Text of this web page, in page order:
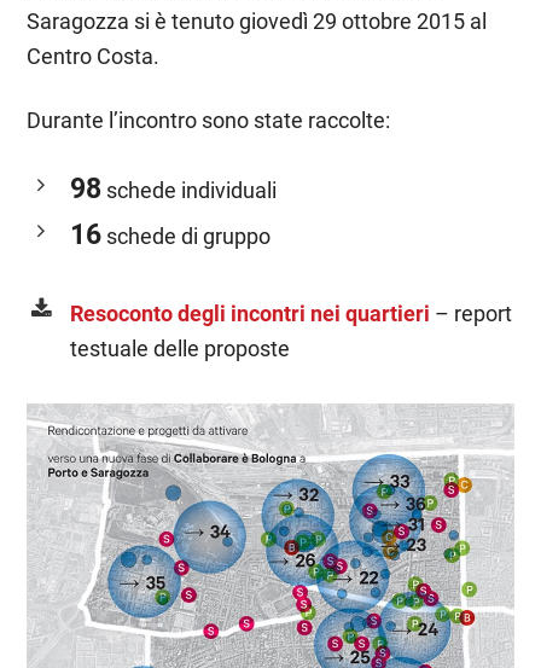
Saragozza si è tenuto giovedì 29 ottobre 2015 al
Centro Costa.
Durante l’incontro sono state raccolte:
98 schede individuali
16 schede di gruppo
Resoconto degli incontri nei quartieri – report
testuale delle proposte